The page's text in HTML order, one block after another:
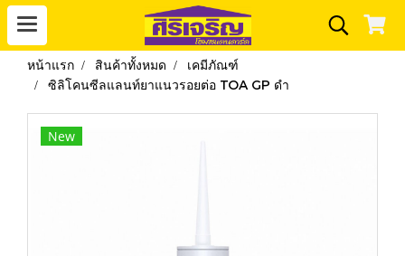
หน้าแรก สินค้าทั้งหมด
เคมีภัณฑ์
ซิลิโคนซีลแลนท์ยาแนวรอยต่อ TOA GP ดำ
New